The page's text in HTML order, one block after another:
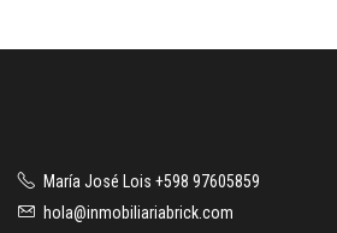
María José Lois +598 97605859
hola@inmobiliariabrick.com